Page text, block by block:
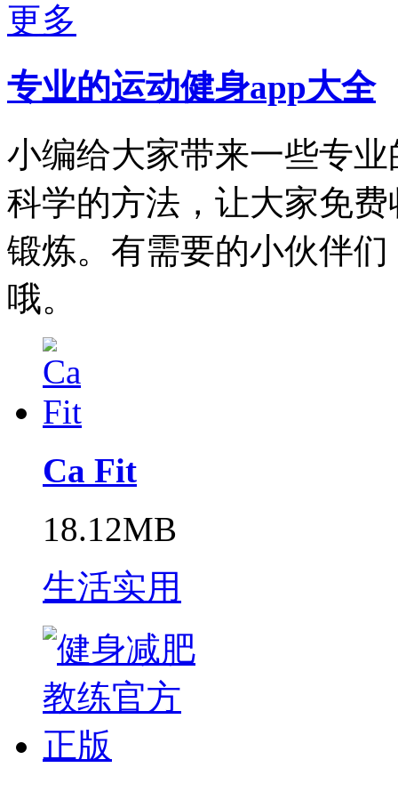
更多
专业的运动健身app大全
小编给大家带来一些专
科学的方法，让大家免
锻炼。有需要的小伙伴
哦。
Ca Fit
18.12MB
生活实用